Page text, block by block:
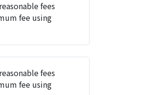
fees
fee using
fees
fee using